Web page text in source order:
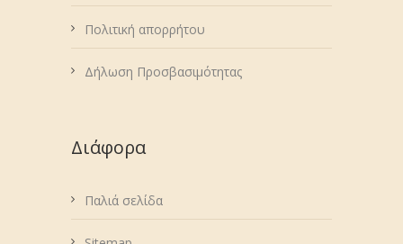
Πολιτική απορρήτου
Δήλωση Προσβασιμότητας
Διάφορα
Παλιά σελίδα